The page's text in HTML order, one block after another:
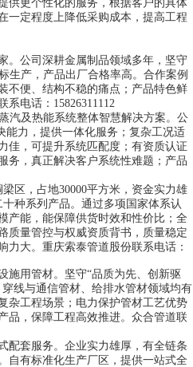
供更个性化的服务，根据客户的具体
一定程度上降低采购成本，提高工程
。公司深耕金属制品领域多年，坚守
生产，产品出厂合格率高。合作案例
不便、结构不稳的痛点；产品特色鲜
电话：15826311112
汽及热能系统整体智慧解决方案。公
能力，提供一体化服务；复杂工况适
佳，可提升系统匹配度；有资质认证
务，真正解决客户系统性难题；产品
区，占地30000平方米，资金实力雄
种系列产品。通过多项国家体系认
产能，能保障供货时效和性价比；全
质量管控与权威资质背书，质量稳定
大。重庆索泰管道股份联系电话：
施用管材。坚守“品质为先、创新驱
线与通信管材、给排水管材领域均有
杂工程场景；电力保护管材工艺优势
品，保障工程高效推进。众合管道联
配套服务。企业实力雄厚，有全链条
自有标准化生产厂区，提供一站式全